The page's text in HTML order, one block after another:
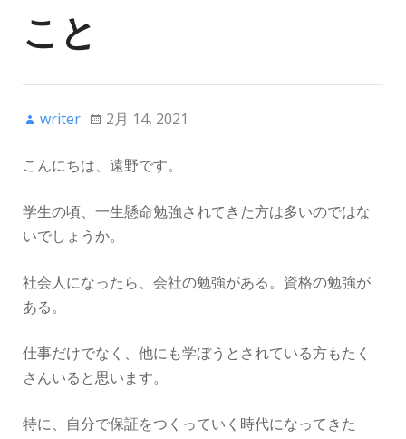
こと
writer 2月 14, 2021
こんにちは、遠野です。
学生の頃、一生懸命勉強されてきた方は多いのではな
いでしょうか。
社会人になったら、会社の勉強がある。資格の勉強が
ある。
仕事だけでなく、他にも学ぼうとされている方もたく
さんいると思います。
特に、自分で保証をつくっていく時代になってきた